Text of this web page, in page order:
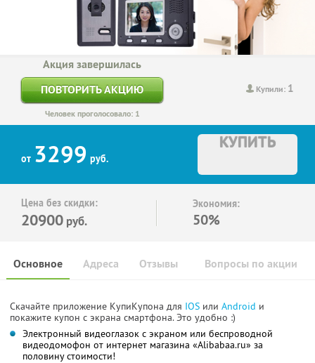
Купили: 1
Акция завершилась
ПОВТОРИТЬ АКЦИЮ
Человек проголосовало: 1
от 3299 руб.
КУПИТЬ
Цена без скидки:
20900 руб.
Экономия:
50%
Основное Отзывы Вопросы по акции
Адреса
Скачайте приложение КупиКупона для IOS или Android и
покажите купон с экрана смартфона. Это удобно :)
Электронный видеоглазок с экраном или беспроводной
видеодомофон от интернет магазина «Alibabaa.ru» за
половину стоимости!